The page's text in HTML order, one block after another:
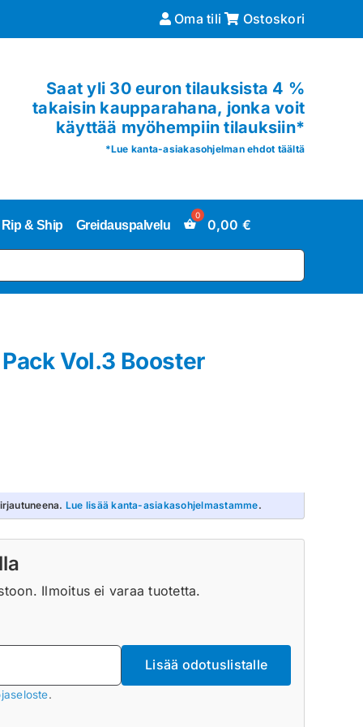
Oma tili Ostoskori
Saat yli 30 euron tilauksista 4 %
takaisin kaupparahana, jonka voit
käyttää myöhempiin tilauksiin*
*Lue kanta-asiakasohjelman ehdot täältä
Rip & Ship Greidauspalvelu 0,00 €
Vol.3 Booster
Lue lisää kanta-asiakasohjelmastamme.
Ilmoitus ei varaa tuotetta.
Lisää odotuslistalle
.